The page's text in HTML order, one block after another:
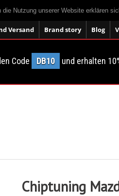
Nutzung unserer Website erklären
Versand Brand story Blog
Code DB10 und erhalten
Chiptuning